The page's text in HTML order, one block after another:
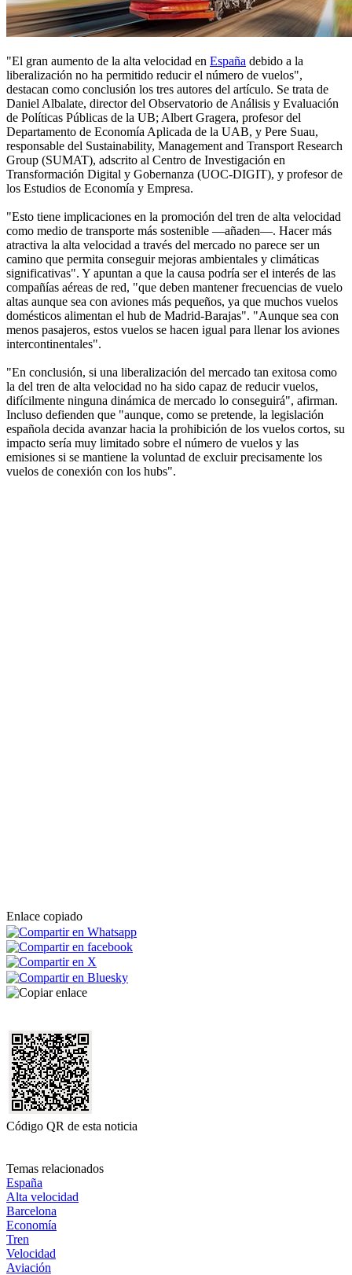
"El gran aumento de la alta velocidad en España debido a la
liberalización no ha permitido reducir el número de vuelos",
destacan como conclusión los tres autores del artículo. Se trata de
Daniel Albalate, director del Observatorio de Análisis y Evaluación
de Políticas Públicas de la UB; Albert Gragera, profesor del
Departamento de Economía Aplicada de la UAB, y Pere Suau,
responsable del Sustainability, Management and Transport Research
Group (SUMAT), adscrito al Centro de Investigación en
Transformación Digital y Gobernanza (UOC-DIGIT), y profesor de
los Estudios de Economía y Empresa.
"Esto tiene implicaciones en la promoción del tren de alta velocidad
como medio de transporte más sostenible —añaden—. Hacer más
atractiva la alta velocidad a través del mercado no parece ser un
camino que permita conseguir mejoras ambientales y climáticas
significativas". Y apuntan a que la causa podría ser el interés de las
compañías aéreas de red, "que deben mantener frecuencias de vuelo
altas aunque sea con aviones más pequeños, ya que muchos vuelos
domésticos alimentan el hub de Madrid-Barajas". "Aunque sea con
menos pasajeros, estos vuelos se hacen igual para llenar los aviones
intercontinentales".
"En conclusión, si una liberalización del mercado tan exitosa como
la del tren de alta velocidad no ha sido capaz de reducir vuelos,
difícilmente ninguna dinámica de mercado lo conseguirá", afirman.
Incluso defienden que "aunque, como se pretende, la legislación
española decida avanzar hacia la prohibición de los vuelos cortos, su
impacto sería muy limitado sobre el número de vuelos y las
emisiones si se mantiene la voluntad de excluir precisamente los
vuelos de conexión con los hubs".
Enlace copiado
Código QR de esta noticia
Temas relacionados
España
Alta velocidad
Barcelona
Economía
Tren
Velocidad
Aviación